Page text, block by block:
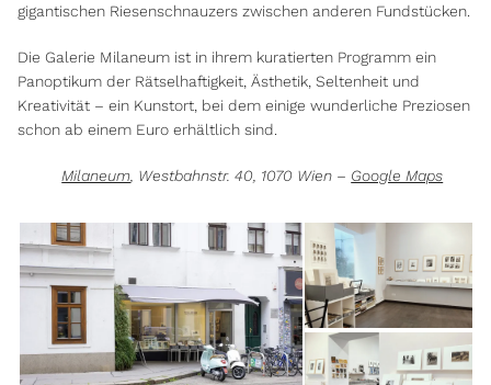
gigantischen Riesenschnauzers zwischen anderen Fundstücken.
Die Galerie Milaneum ist in ihrem kuratierten Programm ein
Panoptikum der Rätselhaftigkeit, Ästhetik, Seltenheit und
Kreativität – ein Kunstort, bei dem einige wunderliche Preziosen
schon ab einem Euro erhältlich sind.
Milaneum , Westbahnstr. 40, 1070 Wien – Google Maps